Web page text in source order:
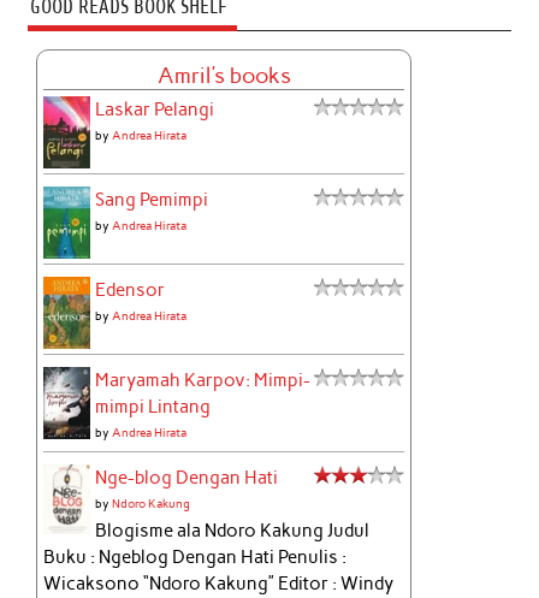
GOOD READS BOOK SHELF
Amril's books
Laskar Pelangi
byAndrea Hirata
Sang Pemimpi
byAndrea Hirata
Edensor
byAndrea Hirata
Maryamah Karpov: Mimpi-
mimpi Lintang
byAndrea Hirata
Nge-blog Dengan Hati
byNdoro Kakung
Blogisme ala Ndoro Kakung Judul
Buku : Ngeblog Dengan Hati Penulis :
Wicaksono “Ndoro Kakung” Editor : Windy